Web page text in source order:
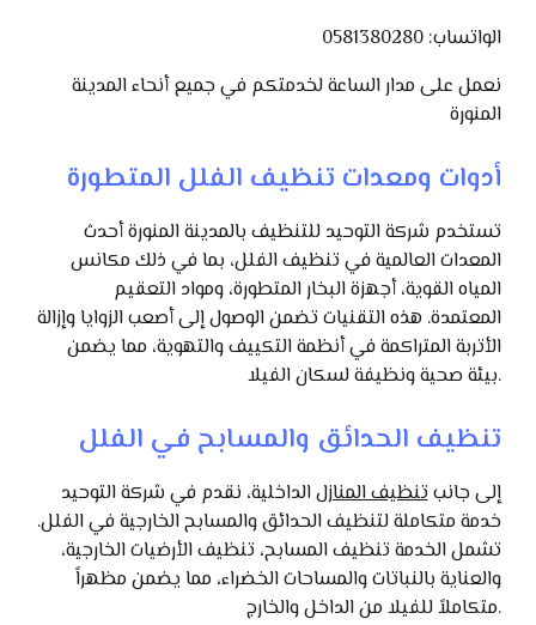
الواتساب: 0581380280
نعمل على مدار الساعة لخدمتكم في جميع أنحاء المدينة
المنورة
أدوات ومعدات تنظيف الفلل المتطورة
تستخدم شركة التوحيد للتنظيف بالمدينة المنورة أحدث
المعدات العالمية في تنظيف الفلل، بما في ذلك مكانس
المياه القوية، أجهزة البخار المتطورة، ومواد التعقيم
المعتمدة. هذه التقنيات تضمن الوصول إلى أصعب الزوايا وإزالة
الأتربة المتراكمة في أنظمة التكييف والتهوية، مما يضمن
بيئة صحية ونظيفة لسكان الفيلا.
تنظيف الحدائق والمسابح في الفلل
إلى جانبتنظيف المنازلالداخلية، نقدم في شركة التوحيد
خدمة متكاملة لتنظيف الحدائق والمسابح الخارجية في الفلل.
تشمل الخدمة تنظيف المسابح، تنظيف الأرضيات الخارجية،
والعناية بالنباتات والمساحات الخضراء، مما يضمن مظهراً
متكاملاً للفيلا من الداخل والخارج.